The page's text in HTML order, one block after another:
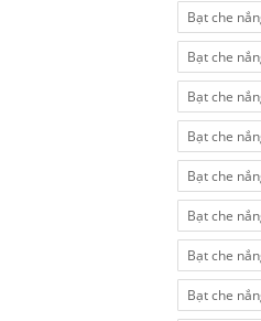
Bạt che
Bạt che
Bạt che
Bạt che
Bạt che
Bạt che
Bạt che
Bạt che